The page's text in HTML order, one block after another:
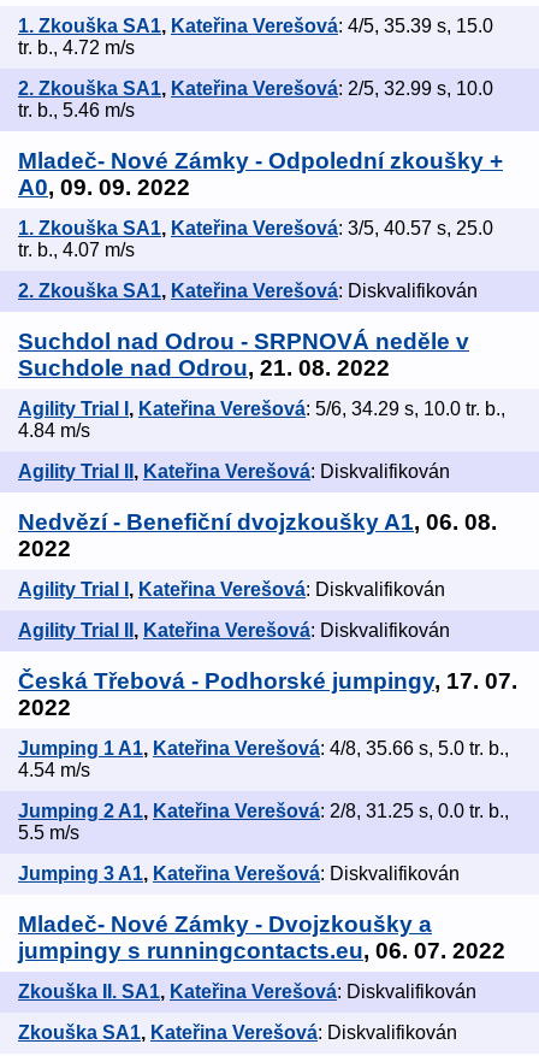
1. Zkouška SA1, Kateřina Verešová: 4/5, 35.39 s, 15.0
tr. b., 4.72 m/s
2. Zkouška SA1, Kateřina Verešová: 2/5, 32.99 s, 10.0
tr. b., 5.46 m/s
Mladeč- Nové Zámky - Odpolední zkoušky +
A0, 09. 09. 2022
1. Zkouška SA1, Kateřina Verešová: 3/5, 40.57 s, 25.0
tr. b., 4.07 m/s
2. Zkouška SA1, Kateřina Verešová: Diskvalifikován
Suchdol nad Odrou - SRPNOVÁ neděle v
Suchdole nad Odrou, 21. 08. 2022
Agility Trial I , Kateřina Verešová: 5/6, 34.29 s, 10.0 tr. b.,
4.84 m/s
Agility Trial II , Kateřina Verešová: Diskvalifikován
Nedvězí - Benefiční dvojzkoušky A1, 06. 08.
2022
Agility Trial I , Kateřina Verešová: Diskvalifikován
Agility Trial II , Kateřina Verešová: Diskvalifikován
Česká Třebová - Podhorské jumpingy, 17. 07.
2022
Jumping 1 A1, Kateřina Verešová: 4/8, 35.66 s, 5.0 tr. b.,
4.54 m/s
Jumping 2 A1, Kateřina Verešová: 2/8, 31.25 s, 0.0 tr. b.,
5.5 m/s
Jumping 3 A1, Kateřina Verešová: Diskvalifikován
Mladeč- Nové Zámky - Dvojzkoušky a
jumpingy s runningcontacts.eu, 06. 07. 2022
Zkouška II. SA1, Kateřina Verešová: Diskvalifikován
Zkouška SA1, Kateřina Verešová: Diskvalifikován